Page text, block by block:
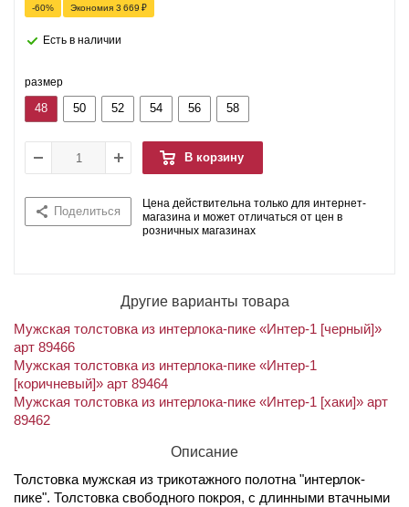
-60% Экономия 3 669 ₽
Есть в наличии
размер
48 50 52 54 56 58
В корзину
Поделиться
Цена действительна только для интернет-
магазина и может отличаться от цен в
розничных магазинах
Другие варианты товара
Мужская толстовка из интерлока-пике «Интер-1 [черный]»
арт 89466
Мужская толстовка из интерлока-пике «Интер-1
[коричневый]» арт 89464
Мужская толстовка из интерлока-пике «Интер-1 [хаки]» арт
89462
Описание
Толстовка мужская из трикотажного полотна "интерлок-
пике". Толстовка свободного покроя, с длинными втачными